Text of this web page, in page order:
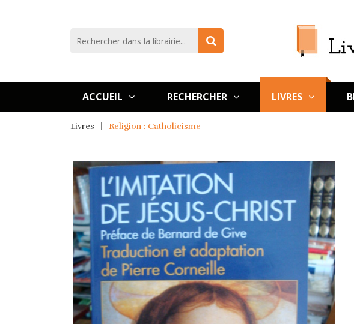
ACCUEIL RECHERCHER LIVRES
Livres Religion : Catholicisme